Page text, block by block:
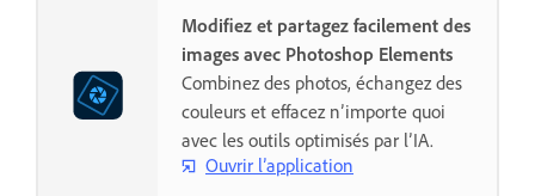
Modifiez et partagez facilement des
images avec Photoshop Elements
Combinez des photos, échangez des
couleurs et effacez n’importe quoi
avec les outils optimisés par l’IA.
Ouvrir l’application